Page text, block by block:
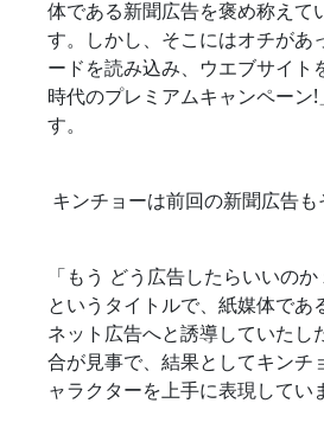
体である新聞広告を褒め称えて
す。しかし、そこにはオチがあ
ードを読み込み、ウエブサイト
時代のプレミアムキャンペーン!
す。
キンチョーは前回の新聞広告も
「もう どう広告したらいいのか
というタイトルで、紙媒体であ
ネット広告へと誘導していたし
合が見事で、結果としてキンチ
ャラクターを上手に表現してい